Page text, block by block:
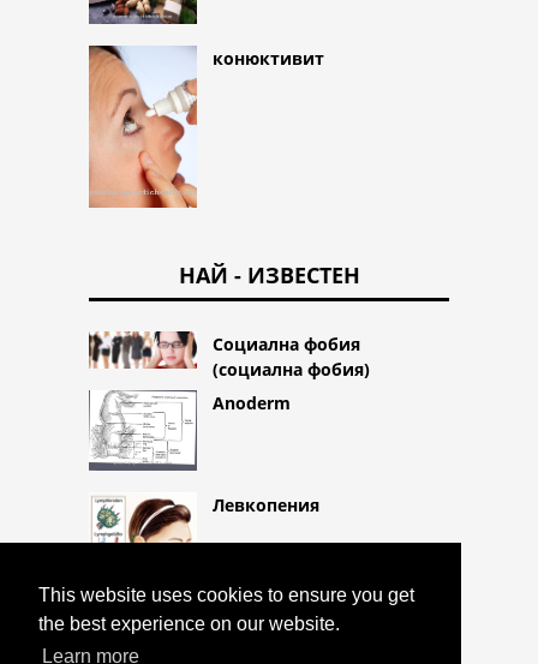
This website uses cookies to ensure you get
the best experience on our website.
Learn more
конюктивит
НАЙ - ИЗВЕСТЕН
Социална фобия
(социална фобия)
Anoderm
Левкопения